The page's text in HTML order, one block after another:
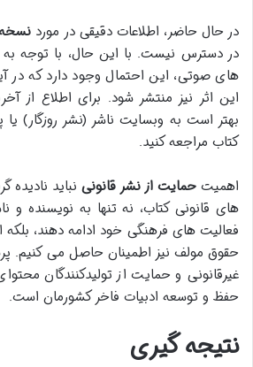
در حال حاضر، اطلاعات دقیقی در مورد
در دسترس نیست. با این حال، با توجه
های صوتی، این احتمال وجود دارد که در
این اثر نیز منتشر شود. برای اطلاع از
بهتر است به وبسایت ناشر (نشر روزگار)
کتاب مراجعه کنید.
اهمیت حمایت از نشر قانونی نباید
های قانونی کتاب، نه تنها به نویسنده و
فعالیت های فرهنگی خود ادامه دهند،
حقوق مولف نیز اطمینان حاصل می کنیم.
غیرقانونی و حمایت از تولیدکنندگان
حفظ و توسعه ادبیات فاخر کشورمان است.
نتیجه گیری